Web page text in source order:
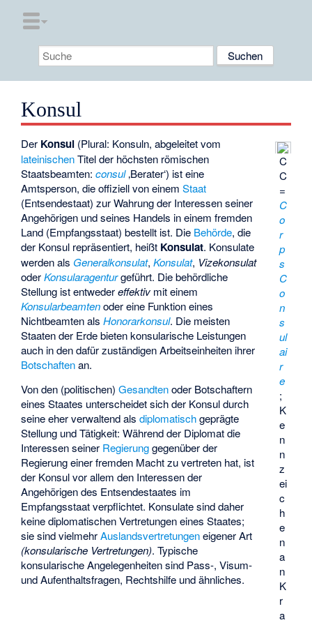
Konsul
C
C
=
C
o
r
p
s
C
o
n
s
ul
ai
r
e
;
K
e
n
n
z
ei
c
h
e
n
a
n
K
r
a
Der Konsul (Plural: Konsuln, abgeleitet vom
lateinischenTitel der höchsten römischen
Staatsbeamten:consul‚Berater‘) ist eine
Amtsperson, die offiziell von einemStaat
(Entsendestaat) zur Wahrung der Interessen seiner
Angehörigen und seines Handels in einem fremden
Land (Empfangsstaat) bestellt ist. Die Behörde, die
der Konsul repräsentiert, heißt Konsulat. Konsulate
werden als Generalkonsulat,Konsulat, Vizekonsulat
oderKonsularagenturgeführt. Die behördliche
Stellung ist entwedereffektiv mit einem
Konsularbeamtenoder eine Funktion eines
Nichtbeamten alsHonorarkonsul. Die meisten
Staaten der Erde bieten konsularische Leistungen
auch in den dafür zuständigen Arbeitseinheiten ihrer
Botschaftenan.
Von den (politischen)Gesandtenoder Botschaftern
eines Staates unterscheidet sich der Konsul durch
seine eher verwaltend alsdiplomatischgeprägte
Stellung und Tätigkeit: Während der Diplomat die
Interessen seiner Regierunggegenüber der
Regierung einer fremden Macht zu vertreten hat, ist
der Konsul vor allem den Interessen der
Angehörigen des Entsendestaates im
Empfangsstaat verpflichtet. Konsulate sind daher
keine diplomatischen Vertretungen eines Staates;
sie sind vielmehrAuslandsvertretungeneigener Art
(konsularische Vertretungen). Typische
konsularische Angelegenheiten sind Pass-, Visum-
und Aufenthaltsfragen, Rechtshilfe und ähnliches.